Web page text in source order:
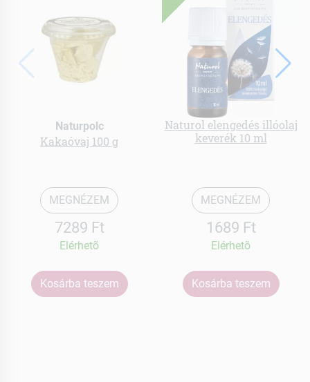
Naturpolc
Kakaóvaj 100 g
MEGNÉZEM
7289 Ft
Elérhetõ
Kosárba teszem
Naturol elengedés illóolaj
keverék 10 ml
MEGNÉZEM
1689 Ft
Elérhetõ
Kosárba teszem